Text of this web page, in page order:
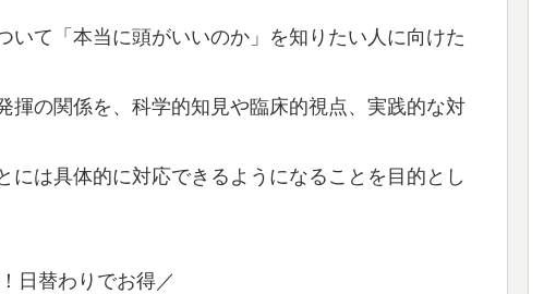
いて「本当に頭がいいのか」を知りたい人に向けた
揮の関係を、科学的知見や臨床的視点、実践的な対
には具体的に対応できるようになることを目的とし
日替わりでお得／